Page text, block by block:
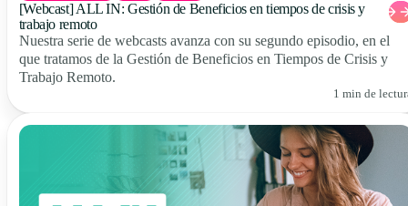
[Webcast] ALL IN: Gestión de Beneficios en tiempos de crisis y
trabajo remoto
Nuestra serie de webcasts avanza con su segundo episodio, en el
que tratamos de la Gestión de Beneficios en Tiempos de Crisis y
Trabajo Remoto.
1 min de